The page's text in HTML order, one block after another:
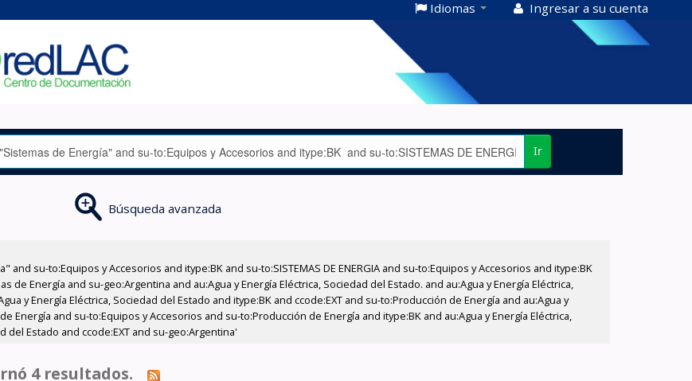
Idiomas Ingresar a su cuenta
Ir
Búsqueda avanzada
su-to:Equipos y Accesorios and itype:BK and su-to:SISTEMAS DE ENERGIA and su-to:Equipos y Accesorios and itype:BK
de Energía and su-geo:Argentina and au:Agua y Energía Eléctrica, Sociedad del Estado. and au:Agua y Energía Eléctrica,
y Energía Eléctrica, Sociedad del Estado and itype:BK and ccode:EXT and su-to:Producción de Energía and au:Agua y
Energía and su-to:Equipos y Accesorios and su-to:Producción de Energía and itype:BK and au:Agua y Energía Eléctrica,
del Estado and ccode:EXT and su-geo:Argentina'
4 resultados.